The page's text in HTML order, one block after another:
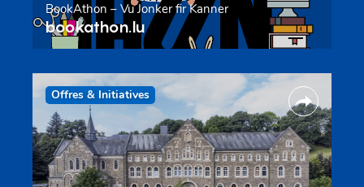
BookAthon – Vu Jonker fir Kanner
bookathon.lu
Offres & Initiatives